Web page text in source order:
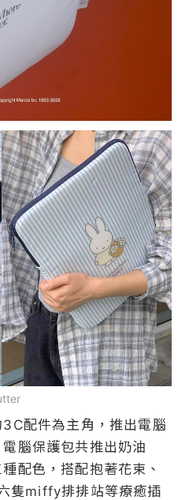
配件為主角，推出電腦
腦保護包共推出奶油
配色，搭配抱著花束、
隻miffy排排站等療癒插